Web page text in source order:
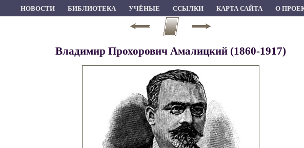
НОВОСТИ БИБЛИОТЕКА УЧЁНЫЕ ССЫЛКИ КАРТА САЙТА О
Владимир Прохорович Амалицкий (1860-1917)